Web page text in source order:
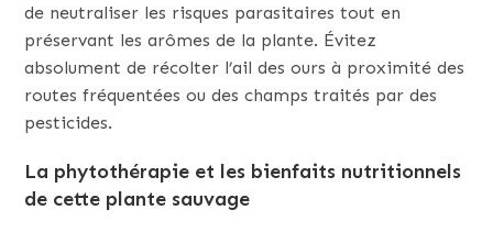
de neutraliser les risques parasitaires tout en
préservant les arômes de la plante. Évitez
absolument de récolter l’ail des ours à proximité des
routes fréquentées ou des champs traités par des
pesticides.
La phytothérapie et les bienfaits nutritionnels
de cette plante sauvage